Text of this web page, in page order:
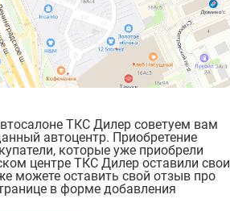
ТКС Дилер советуем вам
автоцентр. Приобретение
которые уже приобрели
центре ТКС Дилер оставили свои
можете оставить свой отзыв про
в форме добавления